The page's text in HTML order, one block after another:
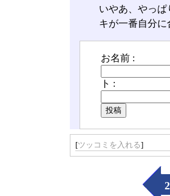
いやあ、やっぱ
キが一番自分に
お名前 :
ト :
[ツッコミを入れる]